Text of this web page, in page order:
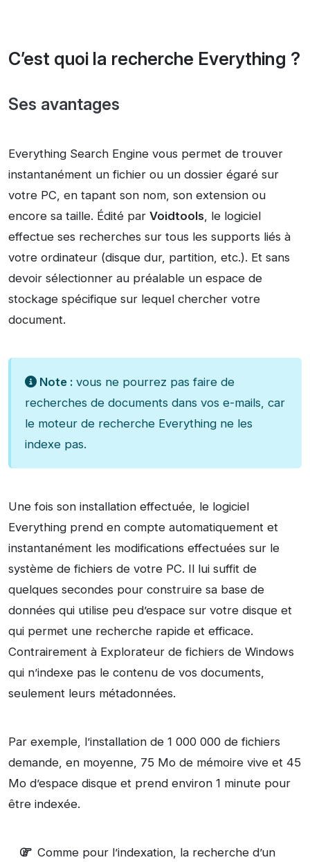
C’est quoi la recherche Everything ?
Ses avantages
Everything Search Engine vous permet de trouver
instantanément un fichier ou un dossier égaré sur
votre PC, en tapant son nom, son extension ou
encore sa taille. Édité par Voidtools, le logiciel
effectue ses recherches sur tous les supports liés à
votre ordinateur (disque dur, partition, etc.). Et sans
devoir sélectionner au préalable un espace de
stockage spécifique sur lequel chercher votre
document.
Note : vous ne pourrez pas faire de
recherches de documents dans vos e-mails, car
le moteur de recherche Everything ne les
indexe pas.
Une fois son installation effectuée, le logiciel
Everything prend en compte automatiquement et
instantanément les modifications effectuées sur le
système de fichiers de votre PC. Il lui suffit de
quelques secondes pour construire sa base de
données qui utilise peu d’espace sur votre disque et
qui permet une recherche rapide et efficace.
Contrairement à Explorateur de fichiers de Windows
qui n’indexe pas le contenu de vos documents,
seulement leurs métadonnées.
Par exemple, l’installation de 1 000 000 de fichiers
demande, en moyenne, 75 Mo de mémoire vive et 45
Mo d’espace disque et prend environ 1 minute pour
être indexée.
Comme pour l’indexation, la recherche d’un